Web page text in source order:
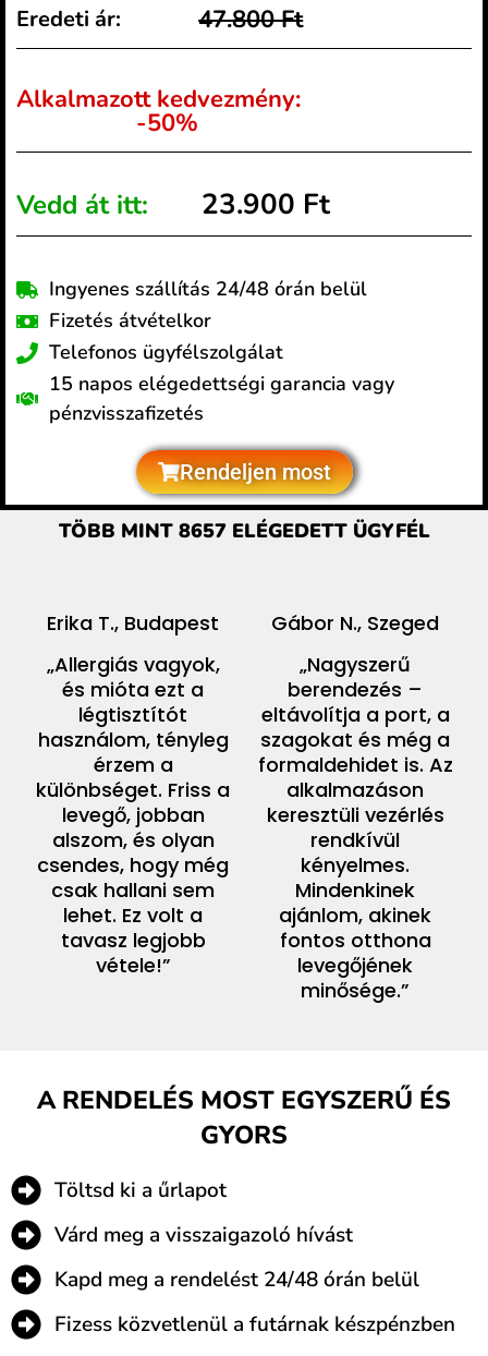
Eredeti ár: 47.800 Ft
Alkalmazott kedvezmény:
-50%
Vedd át itt: 23.900 Ft
Ingyenes szállítás 24/48 órán belül
Fizetés átvételkor
Telefonos ügyfélszolgálat
15 napos elégedettségi garancia vagy
pénzvisszafizetés
Rendeljen most
TÖBB MINT 8657 ELÉGEDETT ÜGYFÉL
Erika T., Budapest
„Allergiás vagyok,
és mióta ezt a
légtisztítót
használom, tényleg
érzem a
különbséget. Friss a
levegő, jobban
alszom, és olyan
csendes, hogy még
csak hallani sem
lehet. Ez volt a
tavasz legjobb
vétele!”
Gábor N., Szeged
„Nagyszerű
berendezés –
eltávolítja a port, a
szagokat és még a
formaldehidet is. Az
alkalmazáson
keresztüli vezérlés
rendkívül
kényelmes.
Mindenkinek
ajánlom, akinek
fontos otthona
levegőjének
minősége.”
A RENDELÉS MOST EGYSZERŰ ÉS
GYORS
Töltsd ki a űrlapot
Várd meg a visszaigazoló hívást
Kapd meg a rendelést 24/48 órán belül
Fizess közvetlenül a futárnak készpénzben